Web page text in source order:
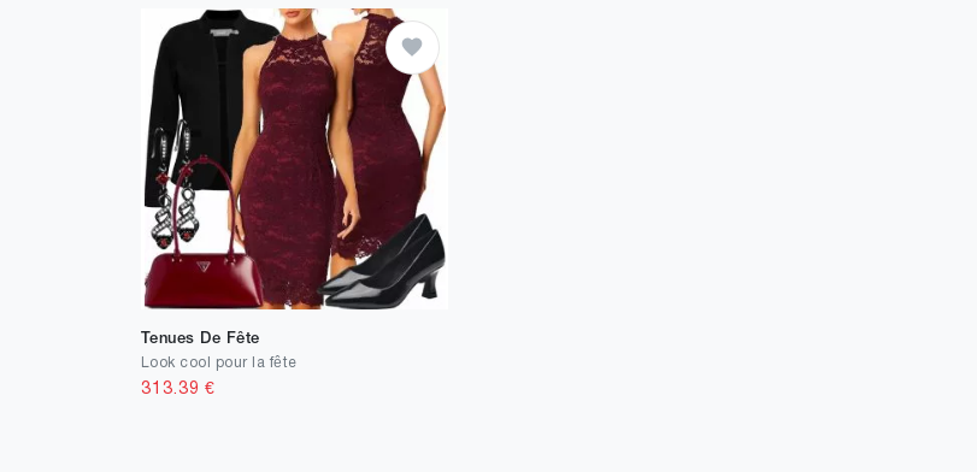
Tenues De Fête
Look cool pour la fête
313.39 €